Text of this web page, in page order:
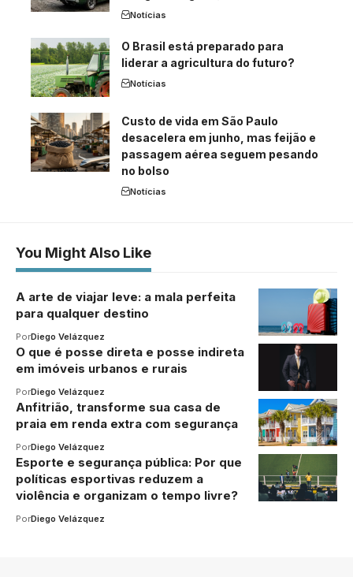
Notícias
O Brasil está preparado para
liderar a agricultura do futuro?
Notícias
Custo de vida em São Paulo
desacelera em junho, mas feijão e
passagem aérea seguem pesando
no bolso
Notícias
You Might Also Like
A arte de viajar leve: a mala perfeita
para qualquer destino
PorDiego Velázquez
O que é posse direta e posse indireta
em imóveis urbanos e rurais
PorDiego Velázquez
Anfitrião, transforme sua casa de
praia em renda extra com segurança
PorDiego Velázquez
Esporte e segurança pública: Por que
políticas esportivas reduzem a
violência e organizam o tempo livre?
PorDiego Velázquez